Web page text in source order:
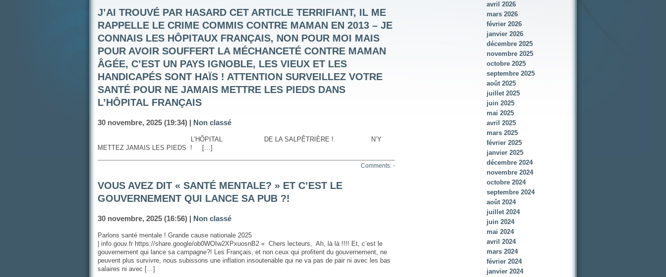
J’AI TROUVÉ PAR HASARD CET ARTICLE TERRIFIANT, IL ME
RAPPELLE LE CRIME COMMIS CONTRE MAMAN EN 2013 – JE
CONNAIS LES HÔPITAUX FRANÇAIS, NON POUR MOI MAIS
POUR AVOIR SOUFFERT LA MÉCHANCETÉ CONTRE MAMAN
ÂGÉE, C’EST UN PAYS IGNOBLE, LES VIEUX ET LES
HANDICAPÉS SONT HAÏS ! ATTENTION SURVEILLEZ VOTRE
SANTÉ POUR NE JAMAIS METTRE LES PIEDS DANS
L’HÔPITAL FRANÇAIS
30 novembre, 2025 (19:34) | Non classé
L’HÔPITAL DE LA SALPÊTRIÈRE ! N’Y
METTEZ JAMAIS LES PIEDS ! […]
Comments: -
VOUS AVEZ DIT « SANTÉ MENTALE? » ET C’EST LE
GOUVERNEMENT QUI LANCE SA PUB ?!
30 novembre, 2025 (16:56) | Non classé
Parlons santé mentale ! Grande cause nationale 2025
| info.gouv.fr https://share.google/ob0WOIw2XPxuosnB2 « Chers lecteurs, Ah, là là !!!! Et, c’est le
gouvernement qui lance sa campagne?! Les Français, et non ceux qui profitent du gouvernement, ne
peuvent plus survivre, nous subissons une inflation insoutenable qui ne va pas de pair ni avec les bas
salaires ni avec […]
avril 2026
mars 2026
février 2026
janvier 2026
décembre 2025
novembre 2025
octobre 2025
septembre 2025
août 2025
juillet 2025
juin 2025
mai 2025
avril 2025
mars 2025
février 2025
janvier 2025
décembre 2024
novembre 2024
octobre 2024
septembre 2024
août 2024
juillet 2024
juin 2024
mai 2024
avril 2024
mars 2024
février 2024
janvier 2024